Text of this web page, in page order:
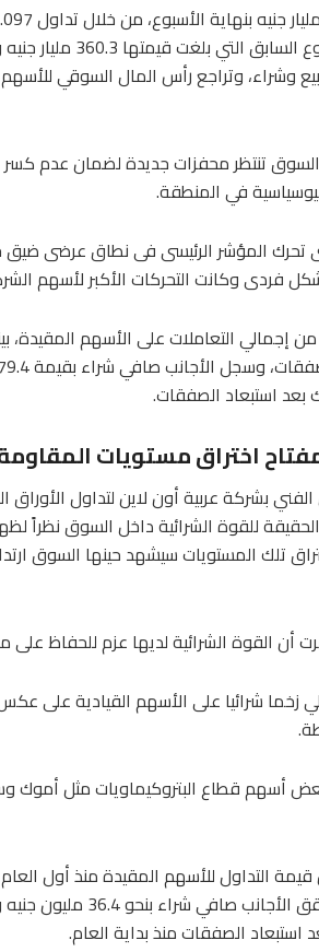
في المنطقة.
تعاملات المصريين نسبة 92.2% من إجمالي التعاملات على
اختراق مستويات المقاومة
للقوة الشرائية داخل السوق نظراً
الشرائية لديها عزم للحفاظ على مستويات
زخما شرائيا على الأسهم القيادية على
قطاع البتروكيماويات مثل أموك
تعاملات المصريين 91.2% من قيمة التداول للأسهم المقيدة
استبعاد الصفقات منذ بداية العام.